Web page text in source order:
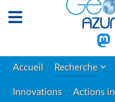
Accueil Recherche
Innovations Actions